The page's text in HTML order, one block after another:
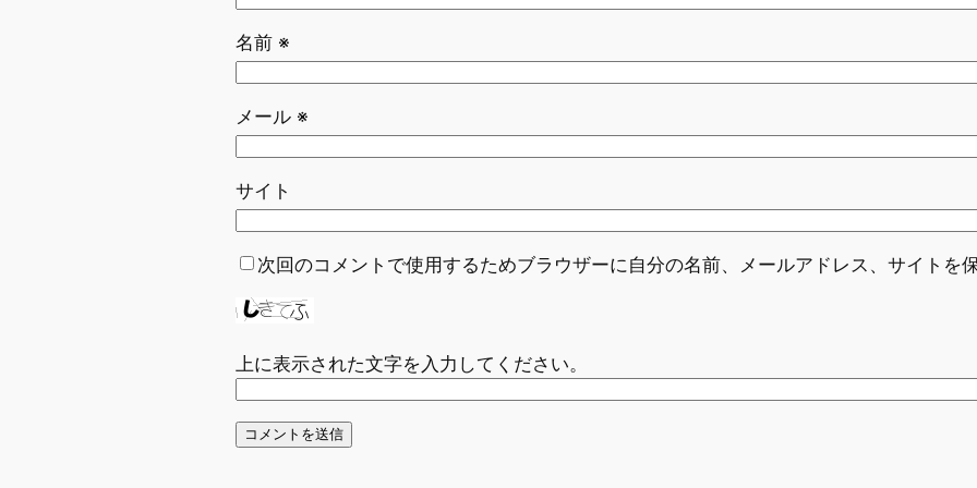
名前 ※
メール ※
サイト
次回のコメントで使用するためブラウザーに自分の名前、メールアドレス、サイトを保
上に表示された文字を入力してください。